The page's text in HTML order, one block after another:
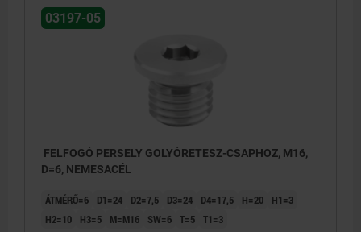
03197-05
FELFOGÓ PERSELY GOLYÓRETESZ-CSAPHOZ, M16,
D=6, NEMESACÉL
ÁTMÉRŐ=6 D1=24 D2=7,5 D3=24 D4=17,5 H=20
H1=3
H2=10
H3=5 M=M16 SW=6 T=5 T1=3